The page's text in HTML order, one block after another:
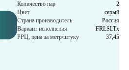
Количество пар
2
Цвет
серый
Страна производитель
Россия
Вариант исполнения
FRLSLTx
РРЦ, цена за метр/штуку
37,45